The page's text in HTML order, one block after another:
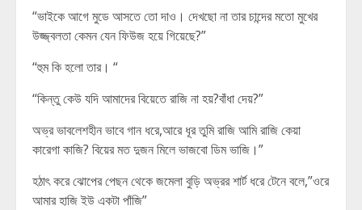
“ভাইকে আগে মুডে আসতে তো দাও। দেখছো না তার চান্দের মতো মুখের
উজ্জ্বলতা কেমন যেন ফিউজ হয়ে গিয়েছে?”
“হুম কি হলো তার। “
“কিন্তু কেউ যদি আমাদের বিয়েতে রাজি না হয়?বাঁধা দেয়?”
অভ্র ভাবলেশহীন ভাবে গান ধরে,আরে ধূর তুমি রাজি আমি রাজি কেয়া
কারেগা কাজি? বিয়ের মত দুজন মিলে ভাজবো ডিম ভাজি।”
হঠাৎ করে ঝোপের পেছন থেকে জমেলা বুড়ি অভ্রর শার্ট ধরে টেনে বলে,”ওরে
আমার হাজি ইউ একটা পাঁজি”